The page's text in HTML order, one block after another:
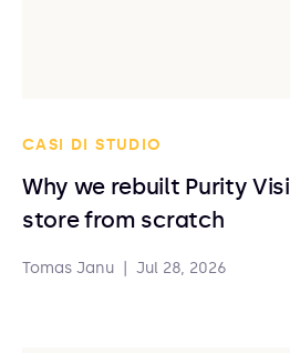
CASI DI STUDIO
Why we rebuilt Purity
store from scratch
Tomas Janu Jul 28, 2026